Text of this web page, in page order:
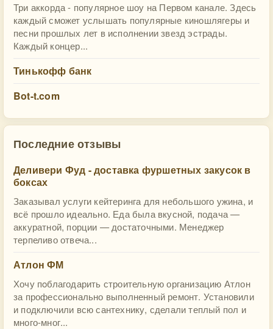
Три аккорда - популярное шоу на Первом канале. Здесь
каждый сможет услышать популярные киношлягеры и
песни прошлых лет в исполнении звезд эстрады.
Каждый концер...
Тинькофф банк
Bot-t.com
Последние отзывы
Деливери Фуд - доставка фуршетных закусок в
боксах
Заказывал услуги кейтеринга для небольшого ужина, и
всё прошло идеально. Еда была вкусной, подача —
аккуратной, порции — достаточными. Менеджер
терпеливо отвеча...
Атлон ФМ
Хочу пoблагодарить строительную организацию Атлон
за профессионально выполненный ремонт. Установили
и подключили всю сантехнику, сделали теплый пол и
много-мног...